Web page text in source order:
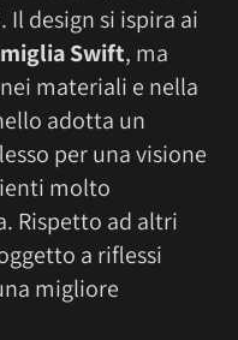
design si ispira ai
Swift, ma
materiali e nella
adotta un
per una visione
molto
Rispetto ad altri
a riflessi
migliore